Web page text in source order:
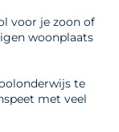
voor je zoon of
woonplaats
te
met veel